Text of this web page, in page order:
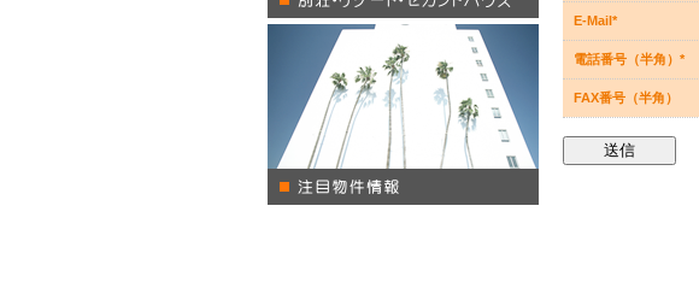
E-Mail*
電話番号（半角）*
FAX番号（半角）